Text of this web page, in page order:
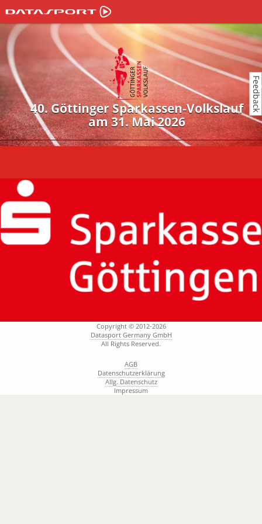
40. Göttinger Sparkassen-Volkslauf
am 31. Mai 2026
Copyright © 2012-2026
Datasport Germany GmbH
All Rights Reserved.
AGB
Datenschutzerklärung
Allg. Datenschutz
Impressum
Feedback